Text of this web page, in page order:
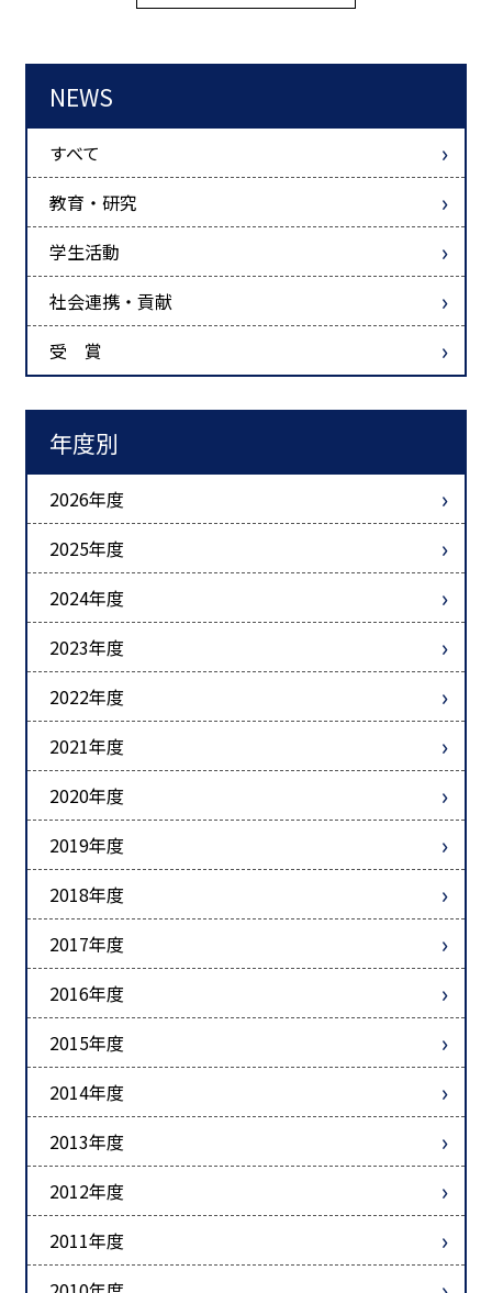
NEWS
すべて
教育・研究
学生活動
社会連携・貢献
受 賞
年度別
2026年度
2025年度
2024年度
2023年度
2022年度
2021年度
2020年度
2019年度
2018年度
2017年度
2016年度
2015年度
2014年度
2013年度
2012年度
2011年度